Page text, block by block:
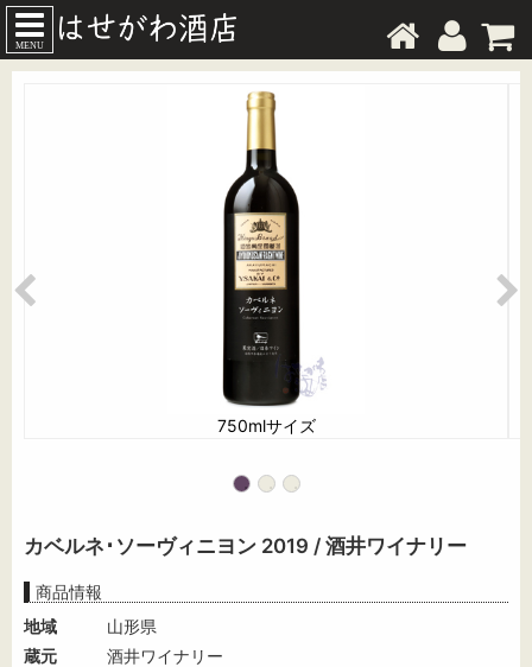
MENU
750mlサイズ
カベルネ･ソーヴィニヨン 2019 / 酒井ワイナリー
商品情報
地域
山形県
蔵元
酒井ワイナリー